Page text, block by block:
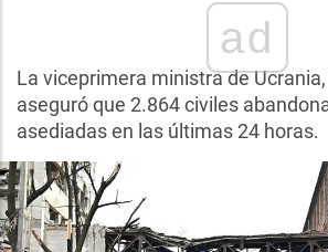
ad
La viceprimera ministra de
aseguró que 2.864 civiles
asediadas en las últimas 24 horas.